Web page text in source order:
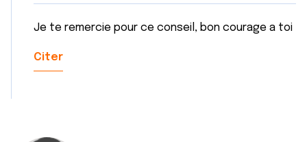
Je te remercie pour ce conseil, bon courage a toi
Citer